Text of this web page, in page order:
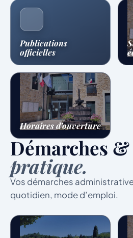
Publications
officielles
Horaires d’ouverture
Démarches &
pratique.
Vos démarches
quotidien, mode d’emploi.